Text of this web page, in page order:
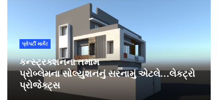
પ્રોપર્ટી માર્કેટ
કન્સ્ટ્રક્શનના તમામ
પ્રોબ્લેમના સોલ્યુશનનું સરનામું એટલે…લેકટ્રો
પ્રોજેક્ટ્સ